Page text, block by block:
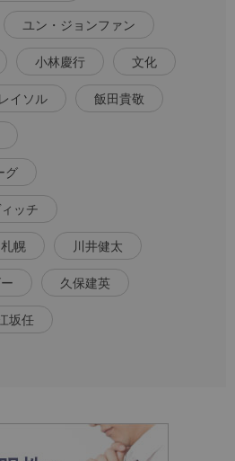
ユン・ジョンファン
小林慶行 文化
イソル 飯田貴敬
グ
ッチ
幌 川井健太
久保建英
坂任